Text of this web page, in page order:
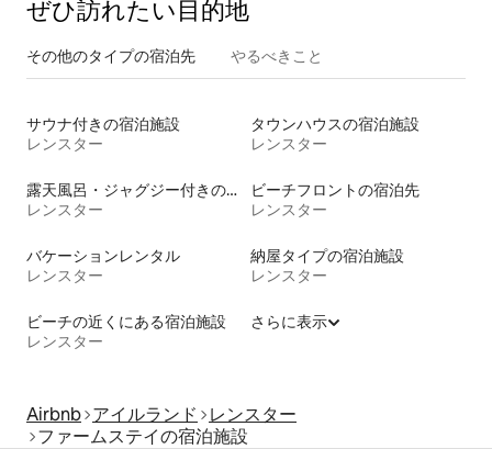
ぜひ訪⁠れ⁠た⁠い目⁠的⁠地
その他のタ⁠イ⁠プ⁠の宿⁠泊⁠先 やるべきこと
サウナ付きの宿泊施設
レンスター
タウンハウスの宿泊施設
レンスター
露天風呂・ジャグジー付きの宿泊施設
レンスター
ビーチフロントの宿泊先
レンスター
バケーションレンタル
レンスター
納屋タイプの宿泊施設
レンスター
ビーチの近くにある宿泊施設
レンスター
さらに表示
Airbnb アイルランド
レンスター
ファームステイの宿泊施設